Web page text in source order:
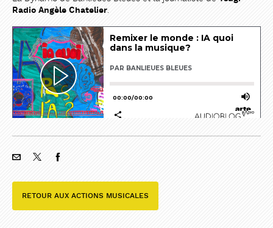
Radio Angèle Chatelier.
RETOUR AUX ACTIONS MUSICALES